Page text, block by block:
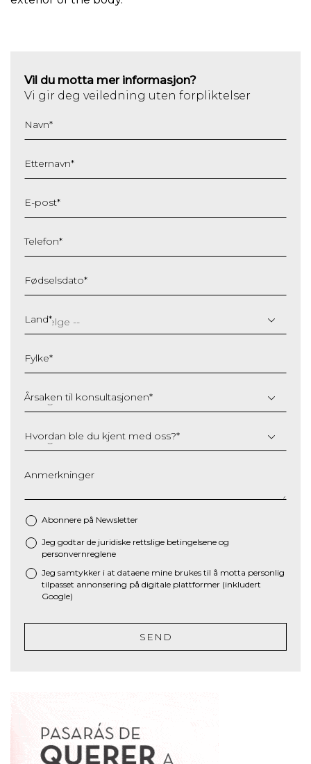
Vil du motta mer informasjon?
Vi gir deg veiledning uten forpliktelser
Navn*
Etternavn*
E-post*
Telefon*
Fødselsdato*
slash
MM
YYYY
Land*
Fylke*
Årsaken til konsultasjonen*
Hvordan ble du kjent med oss?*
Anmerkninger
Abonnere på Newsletter
* Jeg godtar de juridiske rettslige betingelsene og
personvernreglene
Jeg samtykker i at dataene mine brukes til å motta personlig
tilpasset annonsering på digitale plattformer (inkludert
Google)
SEND